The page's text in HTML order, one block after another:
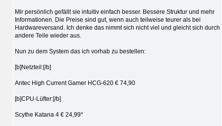
Mir persönlich gefällt sie intuitiv einfach besser. Bessere Struktur und mehr
Informationen. Die Preise sind gut, wenn auch teilweise teurer als bei
Hardwareversand. Ich denke das nimmt sich nicht viel und gleicht sich durch
andere Teile wieder aus.
Nun zu dem System das ich vorhab zu bestellen:
[b]Netzteil:[/b]
Antec High Current Gamer HCG-620 € 74,90
[b]CPU-Lüfter:[/b]
Scythe Katana 4 € 24,99*